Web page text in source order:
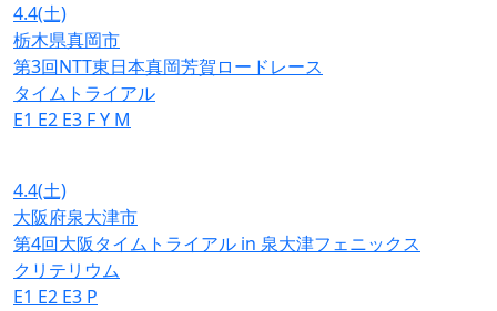
4.4(土)
栃木県真岡市
第3回NTT東日本真岡芳賀ロードレース
タイムトライアル
E1 E2 E3 FY M
4.4(土)
大阪府泉大津市
第4回大阪タイムトライアル in 泉大津フェニックス
クリテリウム
E1 E2 E3 P